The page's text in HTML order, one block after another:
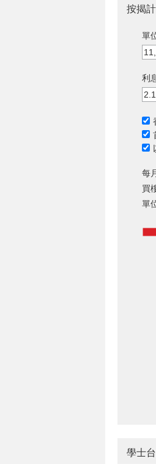
按揭
單
利
每
買
單
學士